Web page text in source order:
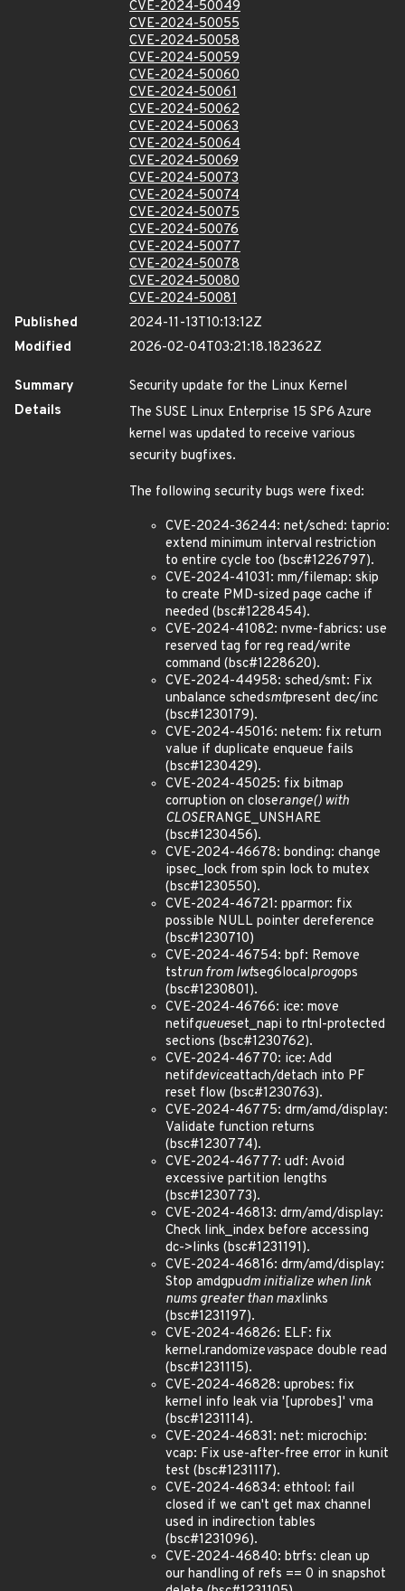
CVE-2024-50049
CVE-2024-50055
CVE-2024-50058
CVE-2024-50059
CVE-2024-50060
CVE-2024-50061
CVE-2024-50062
CVE-2024-50063
CVE-2024-50064
CVE-2024-50069
CVE-2024-50073
CVE-2024-50074
CVE-2024-50075
CVE-2024-50076
CVE-2024-50077
CVE-2024-50078
CVE-2024-50080
CVE-2024-50081
Published
2024-11-13T10:13:12Z
Modified
2026-02-04T03:21:18.182362Z
Summary
Security update for the Linux Kernel
Details
The SUSE Linux Enterprise 15 SP6 Azure
kernel was updated to receive various
security bugfixes.
The following security bugs were fixed:
CVE-2024-36244: net/sched: taprio:
extend minimum interval restriction
to entire cycle too (bsc#1226797).
CVE-2024-41031: mm/filemap: skip
to create PMD-sized page cache if
needed (bsc#1228454).
CVE-2024-41082: nvme-fabrics: use
reserved tag for reg read/write
command (bsc#1228620).
CVE-2024-44958: sched/smt: Fix
unbalance schedsmtpresent dec/inc
(bsc#1230179).
CVE-2024-45016: netem: fix return
value if duplicate enqueue fails
(bsc#1230429).
CVE-2024-45025: fix bitmap
corruption on closerange() with
CLOSERANGE_UNSHARE
(bsc#1230456).
CVE-2024-46678: bonding: change
ipsec_lock from spin lock to mutex
(bsc#1230550).
CVE-2024-46721: pparmor: fix
possible NULL pointer dereference
(bsc#1230710)
CVE-2024-46754: bpf: Remove
tstrun from lwtseg6localprogops
(bsc#1230801).
CVE-2024-46766: ice: move
netifqueueset_napi to rtnl-protected
sections (bsc#1230762).
CVE-2024-46770: ice: Add
netifdeviceattach/detach into PF
reset flow (bsc#1230763).
CVE-2024-46775: drm/amd/display:
Validate function returns
(bsc#1230774).
CVE-2024-46777: udf: Avoid
excessive partition lengths
(bsc#1230773).
CVE-2024-46813: drm/amd/display:
Check link_index before accessing
dc->links (bsc#1231191).
CVE-2024-46816: drm/amd/display:
Stop amdgpudm initialize when link
nums greater than maxlinks
(bsc#1231197).
CVE-2024-46826: ELF: fix
kernel.randomizevaspace double read
(bsc#1231115).
CVE-2024-46828: uprobes: fix
kernel info leak via '[uprobes]' vma
(bsc#1231114).
CVE-2024-46831: net: microchip:
vcap: Fix use-after-free error in kunit
test (bsc#1231117).
CVE-2024-46834: ethtool: fail
closed if we can't get max channel
used in indirection tables
(bsc#1231096).
CVE-2024-46840: btrfs: clean up
our handling of refs == 0 in snapshot